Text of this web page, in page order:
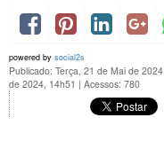
powered by social2s
Publicado: Terça, 21 de Mai de
de 2024, 14h51 | Acessos: 780